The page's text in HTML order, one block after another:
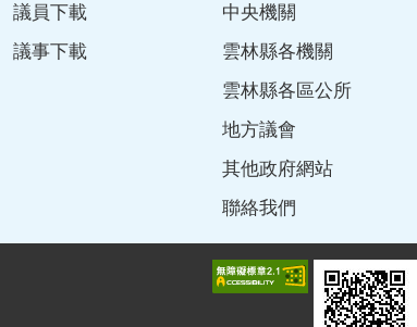
議員下載
議事下載
中央機關
雲林縣各機關
雲林縣各區公所
地方議會
其他政府網站
聯絡我們